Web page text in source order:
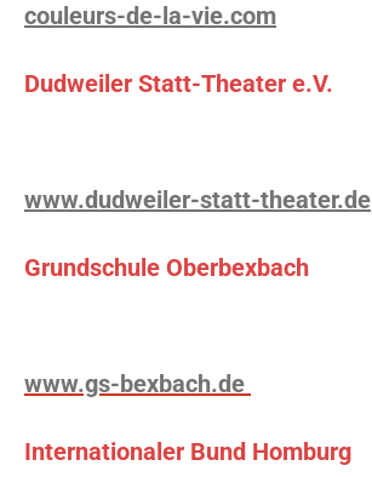
couleurs-de-la-vie.com
Dudweiler Statt-Theater e.V.
www.dudweiler-statt-theater.de
Grundschule Oberbexbach
www.gs-bexbach.de
Internationaler Bund Homburg